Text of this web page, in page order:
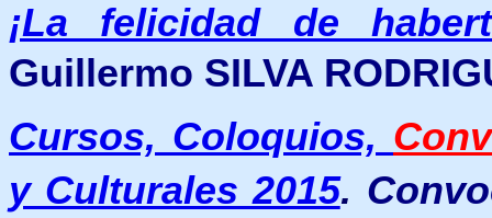
¡La felicidad de
Guillermo SILVA
Cursos, Coloquios,
y Culturales 2015.